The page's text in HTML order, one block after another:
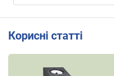
Корисні статті